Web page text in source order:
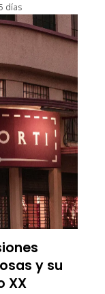
días
y su
XX